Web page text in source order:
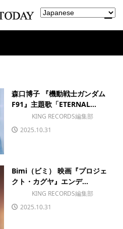
森口博子 『機動戦士ガンダム
F91』主題歌「ETERNAL...
KING RECORDS編集部
2025.10.31
Bimi（ビミ） 映画『プロジェ
クト・カグヤ』エンデ...
KING RECORDS編集部
2025.10.31